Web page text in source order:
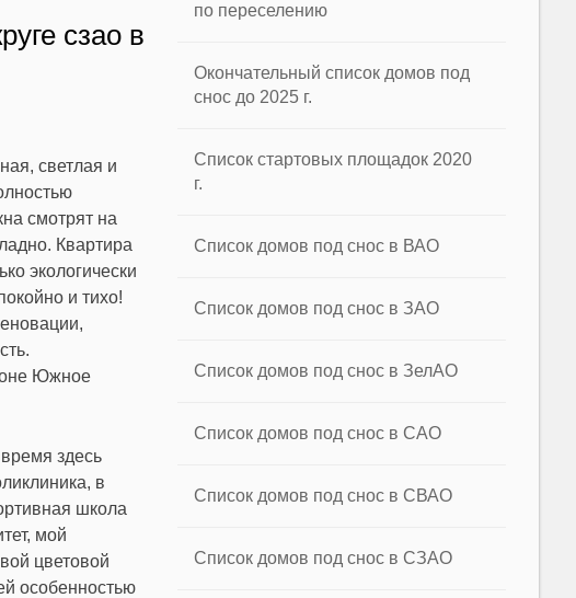
сзао в
светлая и
смотрят на
Квартира
экологически
и тихо!
Южное
здесь
в
школа
мой
цветовой
особенностью
по переселению
Окончательный список домов под
снос до 2025 г.
Список стартовых площадок 2020
г.
Список домов под снос в ВАО
Список домов под снос в ЗАО
Список домов под снос в ЗелАО
Список домов под снос в САО
Список домов под снос в СВАО
Список домов под снос в СЗАО